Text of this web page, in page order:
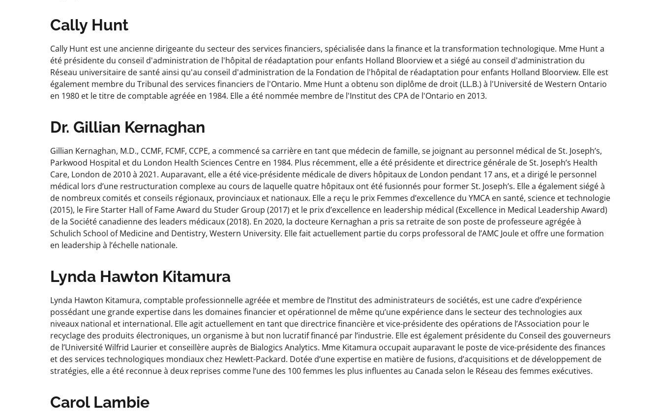
Cally Hunt
Cally Hunt est une ancienne dirigeante du secteur des services financiers, spécialisée dans la finance et la transformation technologique. Mme Hunt a
été présidente du conseil d'administration de l'hôpital de réadaptation pour enfants Holland Bloorview et a siégé au conseil d'administration du
Réseau universitaire de santé ainsi qu'au conseil d'administration de la Fondation de l'hôpital de réadaptation pour enfants Holland Bloorview. Elle est
également membre du Tribunal des services financiers de l'Ontario. Mme Hunt a obtenu son diplôme de droit (LL.B.) à l'Université de Western Ontario
en 1980 et le titre de comptable agréée en 1984. Elle a été nommée membre de l'Institut des CPA de l'Ontario en 2013.
Dr. Gillian Kernaghan
Gillian Kernaghan, M.D., CCMF, FCMF, CCPE, a commencé sa carrière en tant que médecin de famille, se joignant au personnel médical de St. Joseph’s,
Parkwood Hospital et du London Health Sciences Centre en 1984. Plus récemment, elle a été présidente et directrice générale de St. Joseph’s Health
Care, London de 2010 à 2021. Auparavant, elle a été vice-présidente médicale de divers hôpitaux de London pendant 17 ans, et a dirigé le personnel
médical lors d’une restructuration complexe au cours de laquelle quatre hôpitaux ont été fusionnés pour former St. Joseph’s. Elle a également siégé à
de nombreux comités et conseils régionaux, provinciaux et nationaux. Elle a reçu le prix Femmes d’excellence du YMCA en santé, science et technologie
(2015), le Fire Starter Hall of Fame Award du Studer Group (2017) et le prix d’excellence en leadership médical (Excellence in Medical Leadership Award)
de la Société canadienne des leaders médicaux (2018). En 2020, la docteure Kernaghan a pris sa retraite de son poste de professeure agrégée à
Schulich School of Medicine and Dentistry, Western University. Elle fait actuellement partie du corps professoral de l’AMC Joule et offre une formation
en leadership à l’échelle nationale.
Lynda Hawton Kitamura
Lynda Hawton Kitamura, comptable professionnelle agréée et membre de l’Institut des administrateurs de sociétés, est une cadre d’expérience
possédant une grande expertise dans les domaines financier et opérationnel de même qu’une expérience dans le secteur des technologies aux
niveaux national et international. Elle agit actuellement en tant que directrice financière et vice-présidente des opérations de l’Association pour le
recyclage des produits électroniques, un organisme à but non lucratif financé par l’industrie. Elle est également présidente du Conseil des gouverneurs
de l’Université Wilfrid Laurier et conseillère auprès de Bialogics Analytics. Mme Kitamura occupait auparavant le poste de vice-présidente des finances
et des services technologiques mondiaux chez Hewlett-Packard. Dotée d’une expertise en matière de fusions, d’acquisitions et de développement de
stratégies, elle a été reconnue à deux reprises comme l’une des 100 femmes les plus influentes au Canada selon le Réseau des femmes exécutives.
Carol Lambie